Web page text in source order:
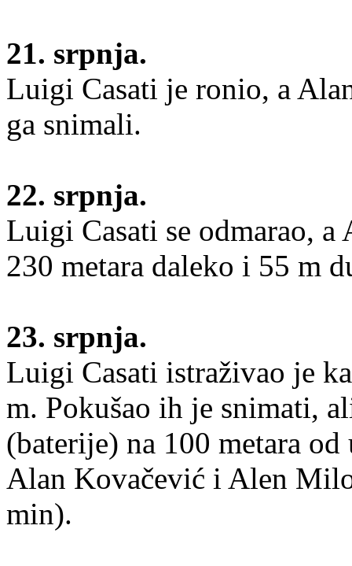
21. srpnja.
Luigi Casati je ronio, a
ga snimali.
22. srpnja.
Luigi Casati se odmarao,
230 metara daleko i 55 m
23. srpnja.
Luigi Casati istraživao je
m. Pokušao ih je snimati,
(baterije) na 100 metara
Alan Kovačević i Alen
min).